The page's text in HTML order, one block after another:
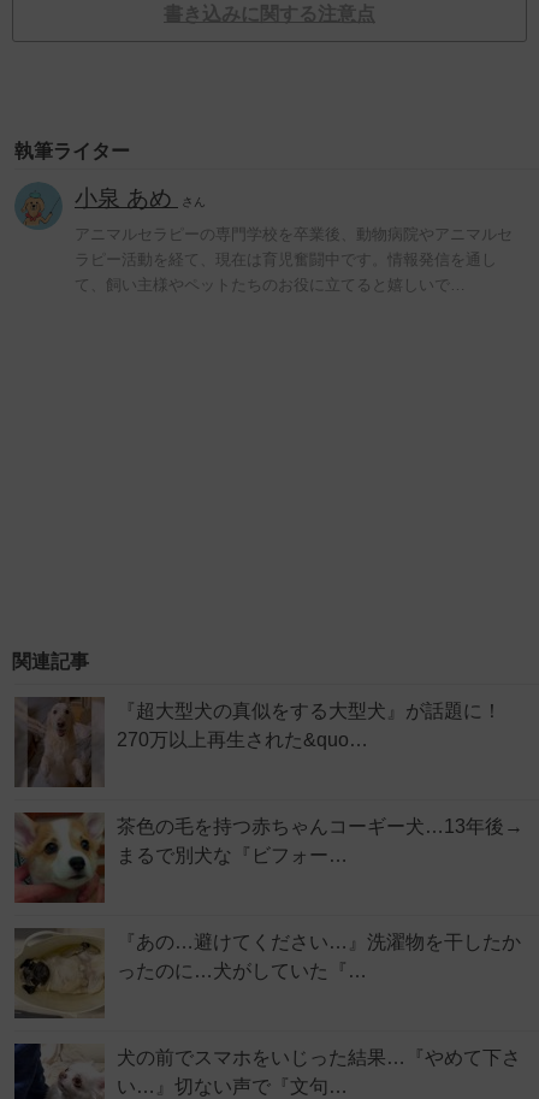
書き込みに関する注意点
執筆ライター
小泉 あめ さん
アニマルセラピーの専門学校を卒業後、動物病院やアニマルセ
ラピー活動を経て、現在は育児奮闘中です。情報発信を通し
て、飼い主様やペットたちのお役に立てると嬉しいで…
関連記事
『超大型犬の真似をする大型犬』が話題に！
270万以上再生された&quo…
茶色の毛を持つ赤ちゃんコーギー犬…13年後→
まるで別犬な『ビフォー…
『あの…避けてください…』洗濯物を干したか
ったのに…犬がしていた『…
犬の前でスマホをいじった結果…『やめて下さ
い…』切ない声で『文句…